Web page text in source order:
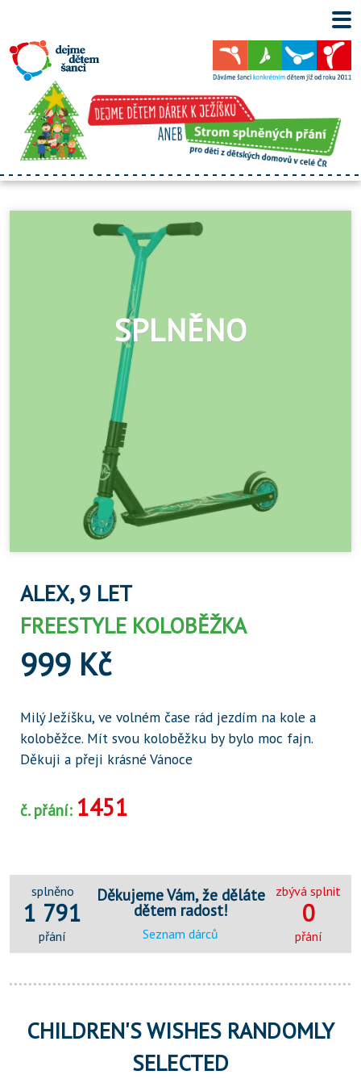
ALEX, 9 LET
FREESTYLE KOLOBĚŽKA
999 Kč
Milý Ježíšku, ve volném čase rád jezdím na kole a
koloběžce. Mít svou koloběžku by bylo moc fajn.
Děkuji a přeji krásné Vánoce
č. přání: 1451
splněno
1 791
přání
Děkujeme Vám, že děláte
dětem radost!
Seznam dárců
zbývá splnit
0
přání
CHILDREN'S WISHES RANDOMLY
SELECTED